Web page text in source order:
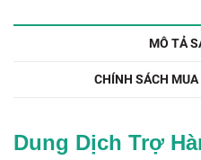
MÔ TẢ
CHÍNH SÁCH
Dung Dịch Trợ